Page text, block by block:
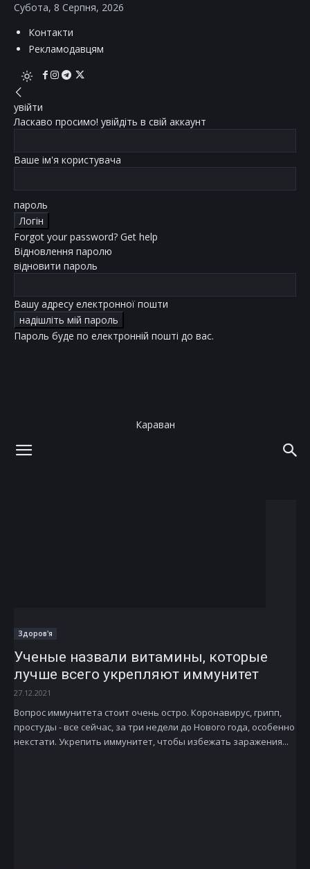
Субота, 8 Серпня, 2026
Контакти
Рекламодавцям
увійти
Ласкаво просимо! увійдіть в свій аккаунт
Ваше ім'я користувача
пароль
Forgot your password? Get help
Відновлення паролю
відновити пароль
Вашу адресу електронної пошти
Пароль буде по електронній пошті до вас.
Караван
Здоров'я
Ученые назвали витамины, которые
лучше всего укрепляют иммунитет
27.12.2021
Вопрос иммунитета стоит очень остро. Коронавирус, грипп,
простуды - все сейчас, за три недели до Нового года, особенно
некстати. Укрепить иммунитет, чтобы избежать заражения...